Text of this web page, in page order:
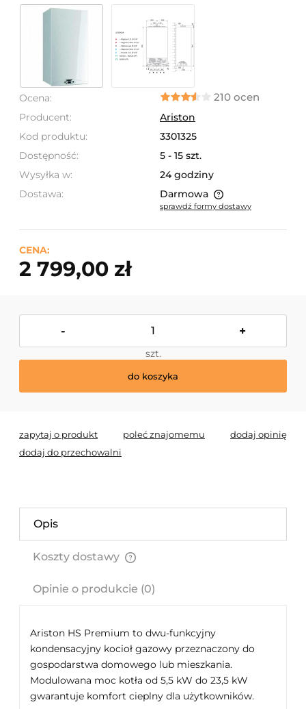
Ocena: 210 ocen
Producent:
Ariston
Kod produktu:
3301325
Dostępność:
5 - 15 szt.
Wysyłka w:
24 godziny
Dostawa:
Darmowa
Cena nie zawiera ewentualnych kosztów płatności
sprawdź formy dostawy
CENA:
2 799,00 zł
- +
szt.
do koszyka
zapytaj o produkt poleć znajomemu
dodaj opinię
dodaj do przechowalni
Opis
Koszty dostawy
Opinie o produkcie (0)
Ariston HS Premium to dwu-funkcyjny
kondensacyjny kocioł gazowy przeznaczony do
gospodarstwa domowego lub mieszkania.
Modulowana moc kotła od 5,5 kW do 23,5 kW
gwarantuje komfort cieplny dla użytkowników.